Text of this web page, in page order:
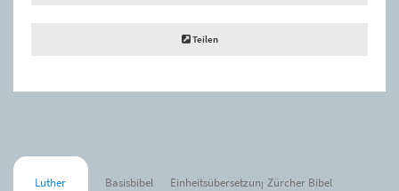
Teilen
Luther Basisbibel Einheitsübersetzung Zürcher Bibel